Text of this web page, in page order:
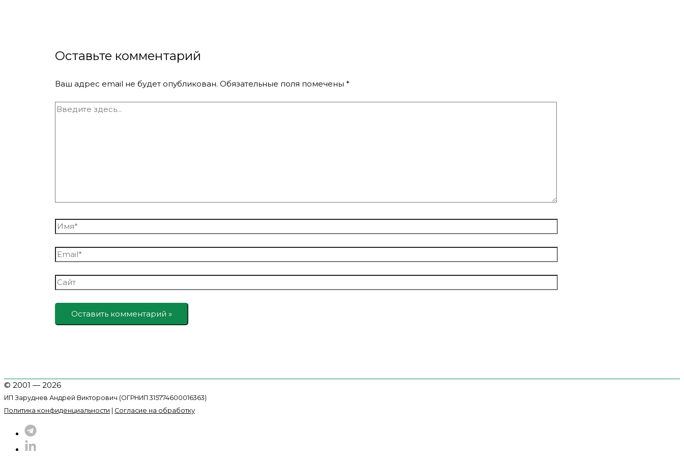
Оставьте комментарий
Ваш адрес email не будет опубликован. Обязательные поля помечены*
Введите
Имя*
Email*
Сайт
© 2001 — 2026
ИП Заруднев Андрей Викторович (ОГРНИП 315774600016363)
Политика конфиденциальности
Согласие на обработку